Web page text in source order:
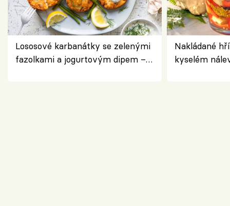
Lososové karbanátky se zelenými
fazolkami a jogurtovým dipem –
Nakládané
kyselém